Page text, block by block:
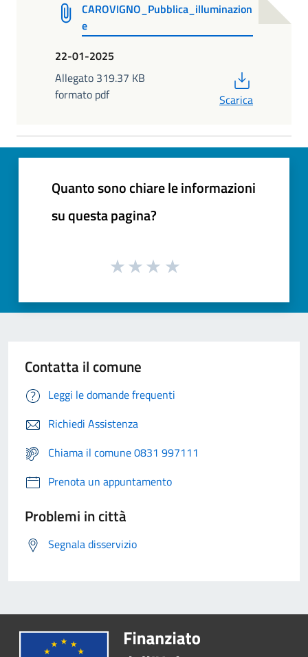
CAROVIGNO_Pubblica_illuminazion
e
22-01-2025
Allegato 319.37 KB
formato pdf
Scarica
Quanto sono chiare le informazioni
su questa pagina?
Contatta il comune
Leggi le domande frequenti
Richiedi Assistenza
Chiama il comune 0831 997111
Prenota un appuntamento
Problemi in città
Segnala disservizio